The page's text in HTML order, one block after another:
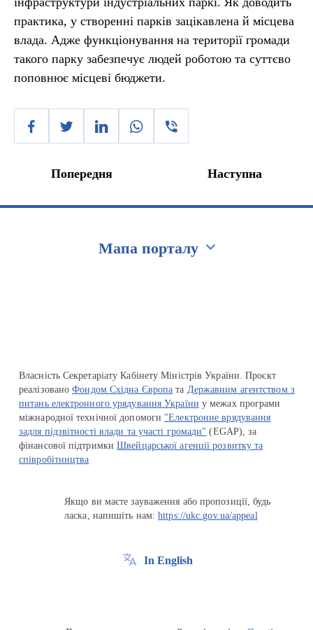
практика, у створенні парків зацікавлена й місцева
влада. Адже функціонування на території громади
такого парку забезпечує людей роботою та суттєво
поповнює місцеві бюджети.
Попередня Наступна
Мапа порталу
Власність Секретаріату Кабінету Міністрів України. Проєкт
реалізованоФондом Східна Європа та Державним агентством з
питань електронного урядування України у межах програми
міжнародної технічної допомоги "Електронне врядування
задля підзвітності влади та участі громади" (EGAP), за
фінансової підтримкиШвейцарської агенції розвитку та
співробітництва
Якщо ви маєте зауваження або пропозиції, будь
ласка, напишіть нам:https://ukc.gov.ua/appeal
In English